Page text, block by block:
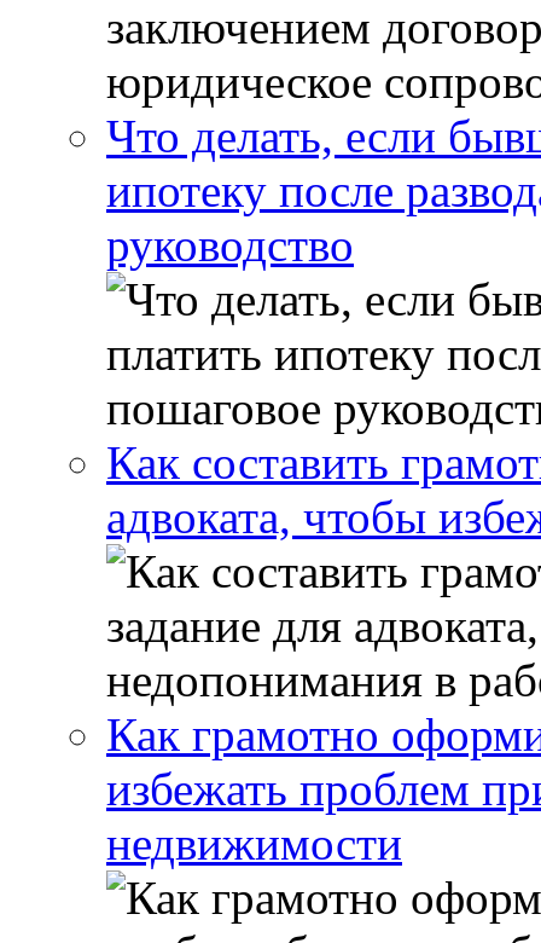
Что делать, если
ипотеку после
руководство
Как составить
адвоката, чтобы
Как грамотно
избежать проблем
недвижимости